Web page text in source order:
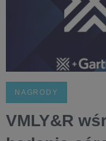
NAGRODY
VMLY&R